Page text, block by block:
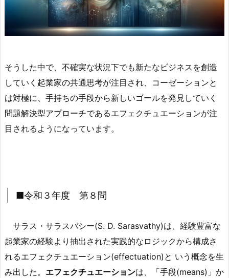
そうした中で、不確実な状況下でも新たなビジネスを創造
していく起業家の共通思考が注目され、 コーゼーションと
は対極に、手持ちの手段から新しいゴールを発見していく
問題解決型アプローチであるエフェクチュエーションが注
目されるようになっています。
■令和３年度 第８問
サラス・サラスバシー(S. D. Sarasvathy)は、経験豊富な
起業家の経験より抽出された実践的なロジックから構成さ
れるエフェクチュエーション(effectuation) と いう概念を生
み出した。 エフェクチュエーションは、「手段(means)」か